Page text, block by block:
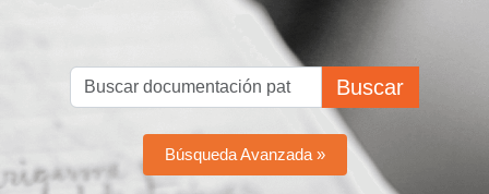
Buscar
Búsqueda Avanzada »